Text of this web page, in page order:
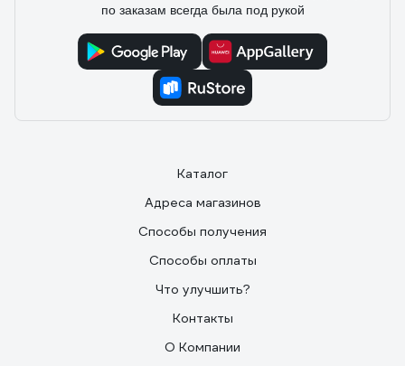
по заказам всегда была под рукой
Каталог
Адреса магазинов
Способы получения
Способы оплаты
Что улучшить?
Контакты
О Компании